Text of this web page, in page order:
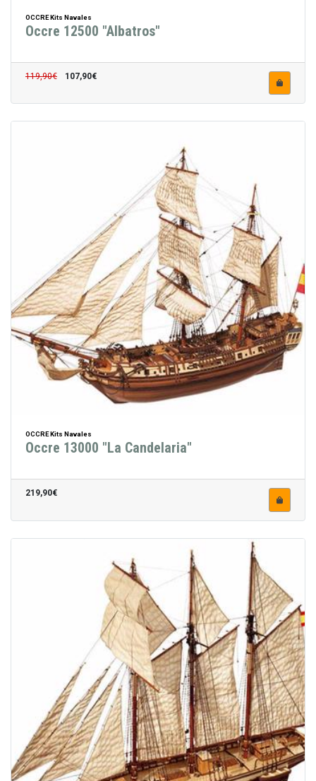
OCCRE Kits Navales
Occre 12500 "Albatros"
119,90€ 107,90€
OCCRE Kits Navales
Occre 13000 "La Candelaria"
219,90€